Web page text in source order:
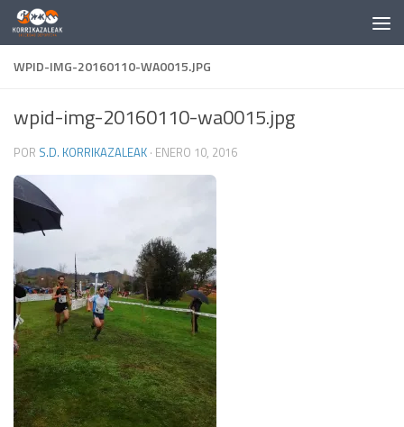
Saltar al contenido
WPID-IMG-20160110-WA0015.JPG
wpid-img-20160110-wa0015.jpg
POR S.D. KORRIKAZALEAK · ENERO 10, 2016